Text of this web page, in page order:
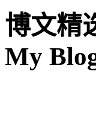
博文精
My